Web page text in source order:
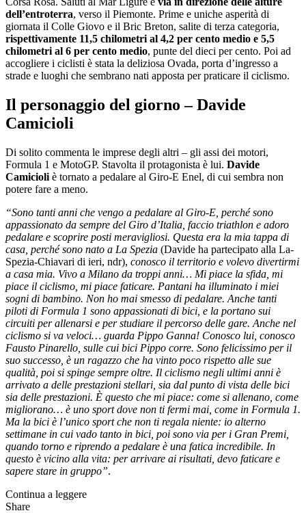
dell’entroterra, verso il Piemonte. Prime e uniche asperità di
giornata il Colle Giovo e il Bric Breton, salite di terza categoria,
rispettivamente 11,5 chilometri al 4,2 per cento medio e 5,5
chilometri al 6 per cento medio, punte del dieci per cento. Poi ad
accogliere i ciclisti è stata la deliziosa Ovada, porta d’ingresso a
strade e luoghi che sembrano nati apposta per praticare il ciclismo.
Il personaggio del giorno – Davide
Camicioli
Di solito commenta le imprese degli altri – gli assi dei motori,
Formula 1 e MotoGP. Stavolta il protagonista è lui. Davide
Camicioli è tornato a pedalare al Giro-E Enel, di cui sembra non
potere fare a meno.
“Sono tanti anni che vengo a pedalare al Giro-E, perché sono
appassionato da sempre del Giro d’Italia, faccio triathlon e adoro
pedalare e scoprire posti meravigliosi. Questa era la mia tappa di
casa, perché sono nato a La Spezia (Davide ha partecipato alla La-
Spezia-Chiavari di ieri, ndr), conosco il territorio e volevo divertirmi
a casa mia. Vivo a Milano da troppi anni… Mi piace la sfida, mi
piace il ciclismo, mi piace faticare. Pantani ha illuminato i miei
sogni di bambino. Non ho mai smesso di pedalare. Anche tanti
piloti di Formula 1 sono appassionati di bici, e la portano sui
circuiti per allenarsi e per studiare il percorso delle gare. Anche nel
ciclismo si va veloci… guarda Pippo Ganna! Conosco lui, conosco
Fausto Pinarello, sulle cui bici Pippo corre. Sono felicissimo per il
suo successo, è un ragazzo che ha vinto poco rispetto alle sue
qualità, poi si spinge sempre oltre. Il ciclismo negli ultimi anni è
arrivato a delle prestazioni stellari, sia dal punto di vista delle bici
sia delle prestazioni. È questo che mi piace: come si allenano, come
migliorano… è uno sport dove non ti fermi mai, come in Formula 1.
Ma la bici è l’unico sport che non ti regala niente: io alterno
settimane in cui vado tanto in bici, poi sono via per i Gran Premi,
quando torno e riprendo a pedalare è una fatica incredibile. In
questo è vicino alla vita: per arrivare ai risultati, devo faticare e
sapere stare in gruppo”.
Continua a leggere
Share